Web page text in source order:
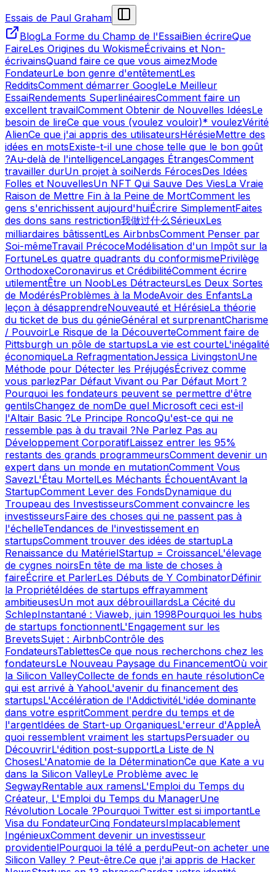
Essais de Paul Graham
BlogLa Forme du Champ de l'EssaiBien écrireQue
FaireLes Origines du WokismeÉcrivains et Non-
écrivainsQuand faire ce que vous aimezMode
FondateurLe bon genre d'entêtementLes
RedditsComment démarrer GoogleLe Meilleur
EssaiRendements SuperlinéairesComment faire un
excellent travailComment Obtenir de Nouvelles IdéesLe
besoin de lireCe que vous (voulez vouloir)* voulezVérité
AlienCe que j'ai appris des utilisateursHérésieMettre des
idées en motsExiste-t-il une chose telle que le bon goût
?Au-delà de l'intelligenceLangages ÉtrangesComment
travailler durUn projet à soiNerds FérocesDes Idées
Folles et NouvellesUn NFT Qui Sauve Des ViesLa Vraie
Raison de Mettre Fin à la Peine de MortComment les
gens s'enrichissent aujourd'huiÉcrire SimplementFaites
des dons sans restriction我做过什么SérieuxLes
milliardaires bâtissentLes AirbnbsComment Penser par
Soi-mêmeTravail PrécoceModélisation d'un Impôt sur la
FortuneLes quatre quadrants du conformismePrivilège
OrthodoxeCoronavirus et CrédibilitéComment écrire
utilementÊtre un NoobLes DétracteursLes Deux Sortes
de ModérésProblèmes à la ModeAvoir des EnfantsLa
leçon à désapprendreNouveauté et HérésieLa théorie
du ticket de bus du génieGénéral et surprenantCharisme
/ PouvoirLe Risque de la DécouverteComment faire de
Pittsburgh un pôle de startupsLa vie est courteL'inégalité
économiqueLa RefragmentationJessica LivingstonUne
Méthode pour Détecter les PréjugésÉcrivez comme
vous parlezPar Défaut Vivant ou Par Défaut Mort ?
Pourquoi les fondateurs peuvent se permettre d'être
gentilsChangez de nomDe quel Microsoft ceci est-il
l'Altair Basic ?Le Principe RoncoQu'est-ce qui ne
ressemble pas à du travail ?Ne Parlez Pas au
Développement CorporatifLaissez entrer les 95%
restants des grands programmeursComment devenir un
expert dans un monde en mutationComment Vous
SavezL'Étau MortelLes Méchants ÉchouentAvant la
StartupComment Lever des FondsDynamique du
Troupeau des InvestisseursComment convaincre les
investisseursFaire des choses qui ne passent pas à
l'échelleTendances de l'investissement en
startupsComment trouver des idées de startupLa
Renaissance du MatérielStartup = CroissanceL'élevage
de cygnes noirsEn tête de ma liste de choses à
faireÉcrire et ParlerLes Débuts de Y CombinatorDéfinir
la PropriétéIdées de startups effrayamment
ambitieusesUn mot aux débrouillardsLa Cécité du
SchlepInstantané : Viaweb, juin 1998Pourquoi les hubs
de startups fonctionnentL'Engagement sur les
BrevetsSujet : AirbnbContrôle des
FondateursTablettesCe que nous recherchons chez les
fondateursLe Nouveau Paysage du FinancementOù voir
la Silicon ValleyCollecte de fonds en haute résolutionCe
qui est arrivé à YahooL'avenir du financement des
startupsL'Accélération de l'AddictivitéL'idée dominante
dans votre espritComment perdre du temps et de
l'argentIdées de Start-up OrganiquesL'erreur d'AppleÀ
quoi ressemblent vraiment les startupsPersuader ou
DécouvrirL'édition post-supportLa Liste de N
ChosesL'Anatomie de la DéterminationCe que Kate a vu
dans la Silicon ValleyLe Problème avec le
SegwayRentable aux ramensL'Emploi du Temps du
Créateur, L'Emploi du Temps du ManagerUne
Révolution Locale ?Pourquoi Twitter est si importantLe
Visa du FondateurCinq FondateursImplacablement
IngénieuxComment devenir un investisseur
providentielPourquoi la télé a perduPeut-on acheter une
Silicon Valley ? Peut-être.Ce que j'ai appris de Hacker